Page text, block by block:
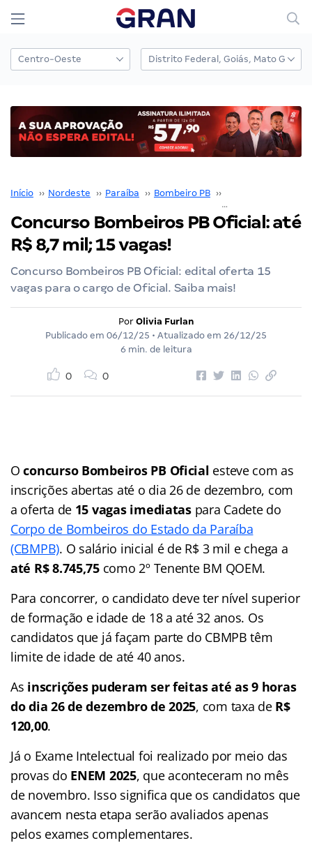
Início ›› Nordeste ›› Paraíba ›› Bombeiro PB ››
Concurso Bombeiros PB Oficial: até
R$ 8,7 mil; 15 vagas!
Concurso Bombeiros PB Oficial: edital oferta 15
vagas para o cargo de Oficial. Saiba mais!
Por Olivia Furlan
Publicado em 06/12/25 • Atualizado em 26/12/25
6 min. de leitura
0 0
Oconcurso Bombeiros PB Oficial esteve com as
inscrições abertas até o dia 26 de dezembro, com
a oferta de 15 vagas imediataspara Cadete do
Corpo de Bombeiros do Estado da Paraíba
(CBMPB). O salário inicial é de R$ 3 mil e chega a
até R$ 8.745,75como 2º Tenente BM QOEM.
Para concorrer, o candidato deve ter nível superior
de formação e idade de 18 a até 32 anos. Os
candidatos que já façam parte do CBMPB têm
limite de idade de até 40 anos.
As inscrições puderam ser feitas até as 9 horas
do dia 26 de dezembro de 2025, com taxa de R$
120,00.
Já o Exame Intelectual foi realizado por meio das
provas do ENEM 2025, que aconteceram no mês
de novembro. Isso significa que os candidatos que
avancem nesta etapa serão avaliados apenas
pelos exames complementares.